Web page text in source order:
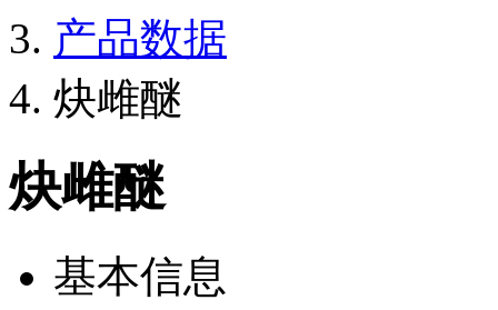
产品数据
炔雌醚
炔雌醚
基本信息